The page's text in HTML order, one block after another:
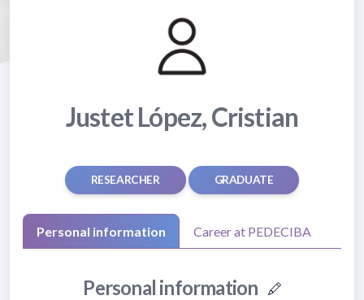
Justet López, Cristian
RESEARCHER GRADUATE
Personal information Career at PEDECIBA
Personal information